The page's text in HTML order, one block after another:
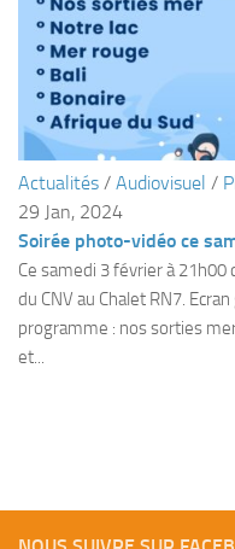
Section Matériel
Occasions
Actualités / Audiovisuel /
29 Jan, 2024
Soirée photo-vidéo ce
Ce samedi 3 février à
du CNV au Chalet RN7.
programme : nos sorties
et...